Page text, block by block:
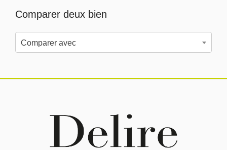
Comparer deux bien
Comparer avec